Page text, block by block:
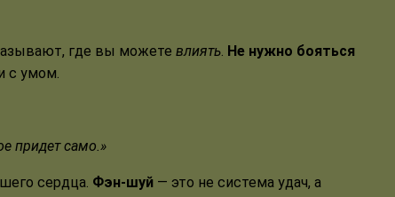
где вы можете влиять. Не нужно бояться
с умом.
придет само.»
сердца. Фэн-шуй — это не система удач, а